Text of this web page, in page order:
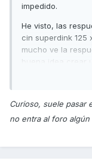
impedido.
He visto, las
cin superdink 125
mucho ve la
buena idea crear
semana ha de
Que opináis?
Gracias
Curioso, suele pasar
no entra al foro